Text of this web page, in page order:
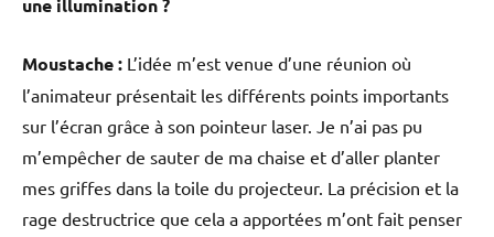
une illumination ?
Moustache : L’idée m’est venue d’une réunion où
l’animateur présentait les différents points importants
sur l’écran grâce à son pointeur laser. Je n’ai pas pu
m’empêcher de sauter de ma chaise et d’aller planter
mes griffes dans la toile du projecteur. La précision et la
rage destructrice que cela a apportées m’ont fait penser